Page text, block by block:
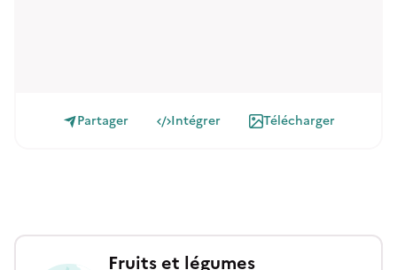
Partager Intégrer Télécharger
Fruits et légumes